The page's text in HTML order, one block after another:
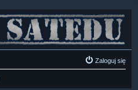
Zaloguj się